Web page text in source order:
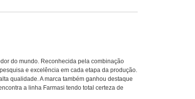
do mundo. Reconhecida pela combinação
e excelência em cada etapa da produção.
qualidade. A marca também ganhou destaque
a linha Farmasi tendo total certeza de